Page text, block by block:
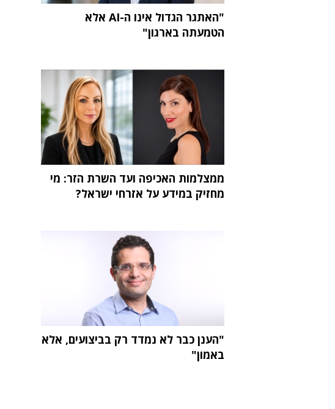
"האתגר הגדול אינו ה-AI אלא
הטמעתה בארגון"
ממצלמות האכיפה ועד השרת הזר: מי
מחזיק במידע על אזרחי ישראל?
"הענן כבר לא נמדד רק בביצועים, אלא
באמון"